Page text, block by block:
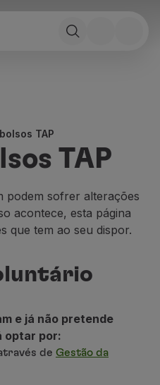
TAP
TAP
podem sofrer alterações
acontece, esta página
que tem ao seu dispor.
e já não pretende
optar por:
de Gestão da